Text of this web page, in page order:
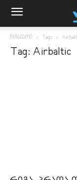
მთავარი Tags
Tag: Airbaltic